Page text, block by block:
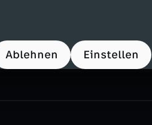
Ablehnen Einstellen